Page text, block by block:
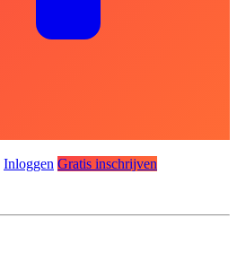
Inloggen Gratis inschrijven